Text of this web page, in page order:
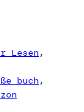
Lesen
buch